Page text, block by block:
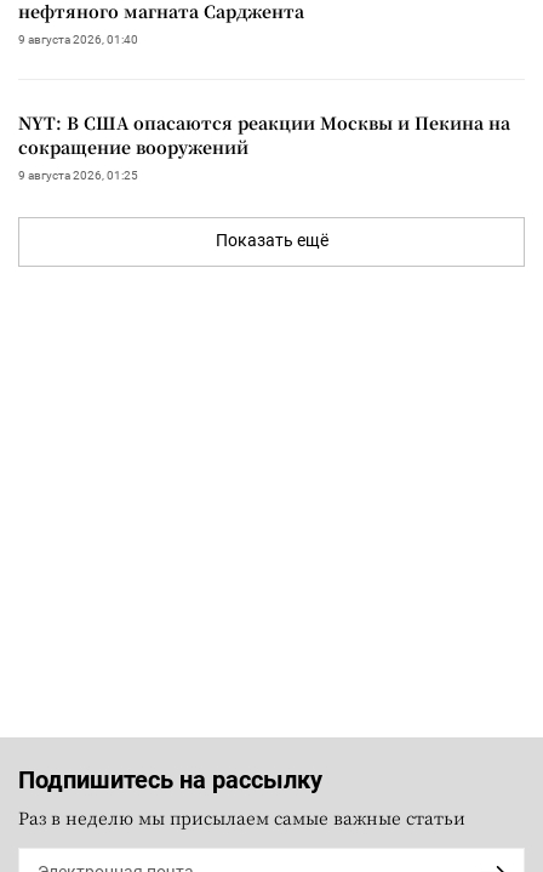
нефтяного магната Сарджента
9 августа 2026, 01:40
NYT: В США опасаются реакции Москвы и Пекина на
сокращение вооружений
9 августа 2026, 01:25
Показать ещё
Подпишитесь на рассылку
Раз в неделю мы присылаем самые важные статьи